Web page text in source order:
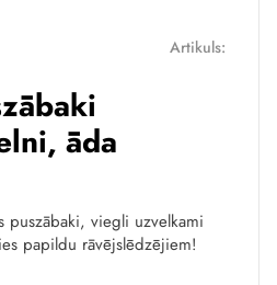
Artikuls:
āda
puszābaki, viegli uzvelkami
papildu rāvējslēdzējiem!